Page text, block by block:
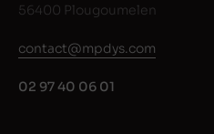
56400 Plougoumelen
contact@mpdys.com
02 97 40 06 01